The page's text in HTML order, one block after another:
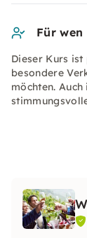
Für
Dieser Kurs
besondere
möchten.